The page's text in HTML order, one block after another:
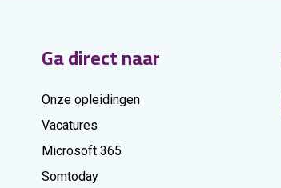
Ga direct naar
Onze opleidingen
Vacatures
Microsoft 365
Somtoday